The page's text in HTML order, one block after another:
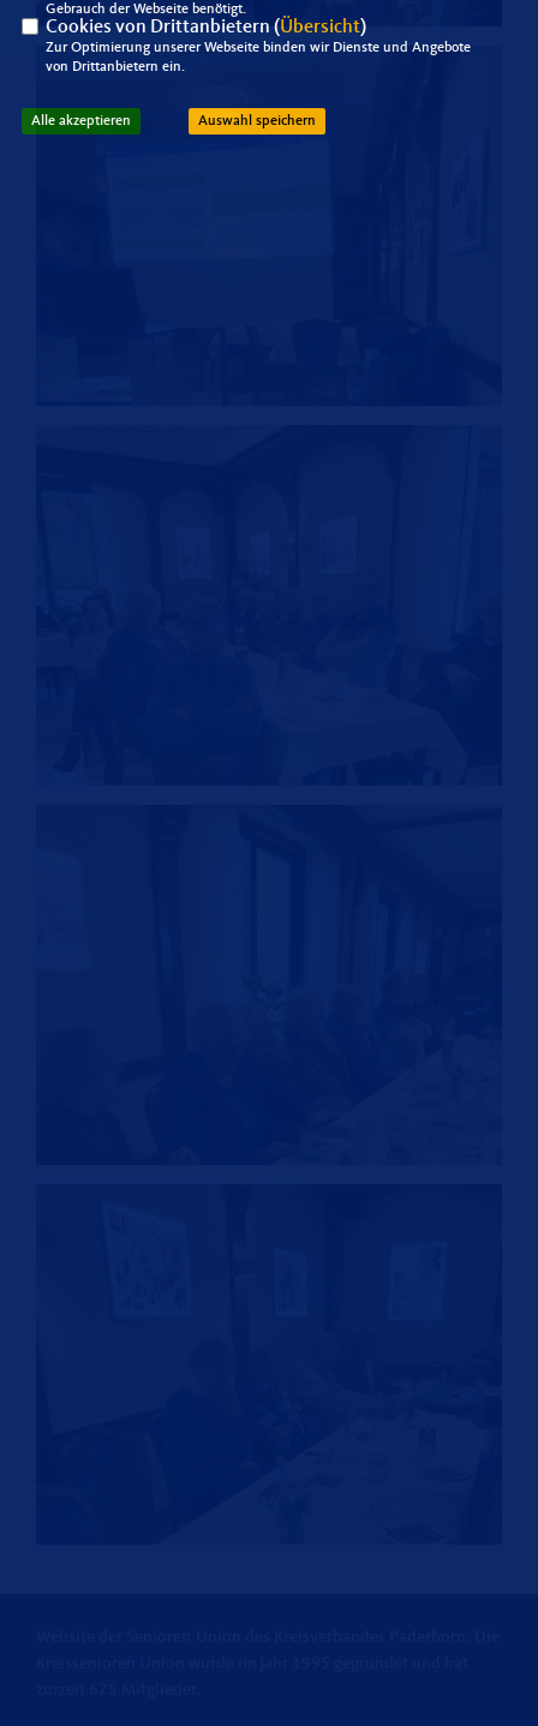
Gebrauch der Webseite benötigt.
Cookies von Drittanbietern (Übersicht)
Zur Optimierung unserer Webseite binden wir Dienste und Angebote
von Drittanbietern ein.
Alle akzeptieren Auswahl speichern